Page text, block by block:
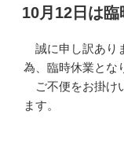
稿
日:
10月12日は臨
誠に申し訳あり
為、臨時休業とな
ご不便をお掛け
ます。
杉浦